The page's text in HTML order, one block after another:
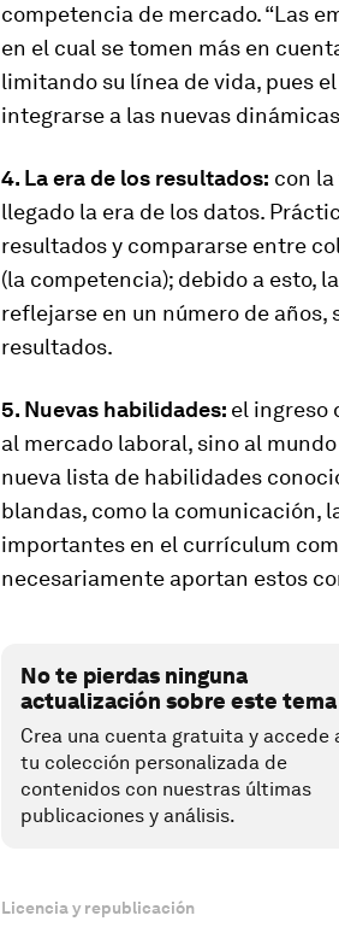
competencia de mercado. “Las
en el cual se tomen más en
limitando su línea de vida, pues
integrarse a las nuevas
4. La era de los resultados: con
llegado la era de los datos.
resultados y compararse entre
(la competencia); debido a esto,
reflejarse en un número de
resultados.
5. Nuevas habilidades: el ingreso
al mercado laboral, sino al
nueva lista de habilidades
blandas, como la comunicación,
importantes en el currículum
necesariamente aportan estos
No te pierdas ninguna
actualización sobre este tema
Crea una cuenta gratuita y accede
tu colección personalizada de
contenidos con nuestras últimas
publicaciones y análisis.
Licencia y republicación